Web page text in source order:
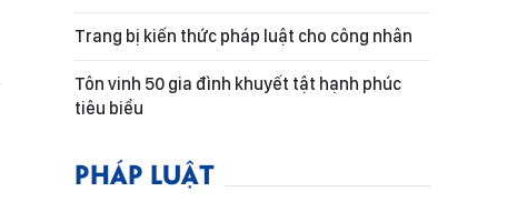
Trang bị kiến thức pháp luật cho công nhân
Tôn vinh 50 gia đình khuyết tật hạnh phúc
tiêu biểu
PHÁP LUẬT